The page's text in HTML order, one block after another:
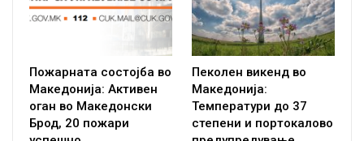
Пожарната состојба во
Македонија: Активен
оган во Македонски
Брод, 20 пожари
Пеколен викенд во
Македонија:
Температури до 37
степени и портокалово